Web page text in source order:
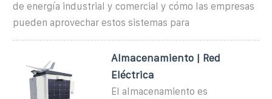
de energía industrial y comercial y cómo las empresas
pueden aprovechar estos sistemas para
Almacenamiento | Red
Eléctrica
El almacenamiento es